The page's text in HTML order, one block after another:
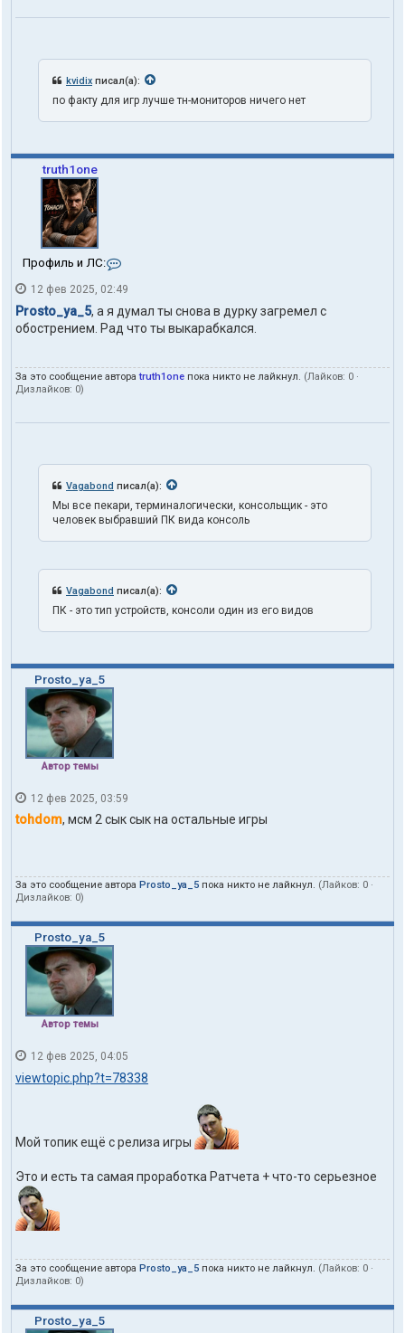
kvidix писал(а):
по факту для игр лучше тн-мониторов ничего нет
truth1one
Профиль и ЛС:
н
т
а
к
п
ь
в
т
е
л
r
t
h
e
12 фев 2025, 02:49
Prosto_ya_5, а я думал ты снова в дурку загремел с
обострением. Рад что ты выкарабкался.
За это сообщение автораtruth1one пока никто не лайкнул. (Лайков: 0 ·
Дизлайков: 0)
Vagabond писал(а):
Мы все пекари, терминалогически, консольщик - это
человек выбравший ПК вида консоль
Vagabond писал(а):
ПК - это тип устройств, консоли один из его видов
Prosto_ya_5
Автор темы
12 фев 2025, 03:59
tohdom, мсм 2 сык сык на остальные игры
За это сообщение автора Prosto_ya_5 пока никто не лайкнул. (Лайков: 0 ·
Дизлайков: 0)
Prosto_ya_5
Автор темы
12 фев 2025, 04:05
viewtopic.php?t=78338
Мой топик ещё с релиза игры
Это и есть та самая проработка Ратчета + что-то серьезное
За это сообщение автора Prosto_ya_5 пока никто не лайкнул. (Лайков: 0 ·
Дизлайков: 0)
Prosto_ya_5